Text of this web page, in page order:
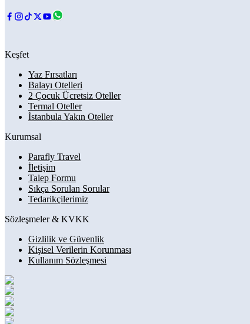
Keşfet
Yaz Fırsatları
Balayı Otelleri
2 Çocuk Ücretsiz Oteller
Termal Oteller
İstanbula Yakın Oteller
Kurumsal
Parafly Travel
İletişim
Talep Formu
Sıkça Sorulan Sorular
Tedarikçilerimiz
Sözleşmeler & KVKK
Gizlilik ve Güvenlik
Kişisel Verilerin Korunması
Kullanım Sözleşmesi